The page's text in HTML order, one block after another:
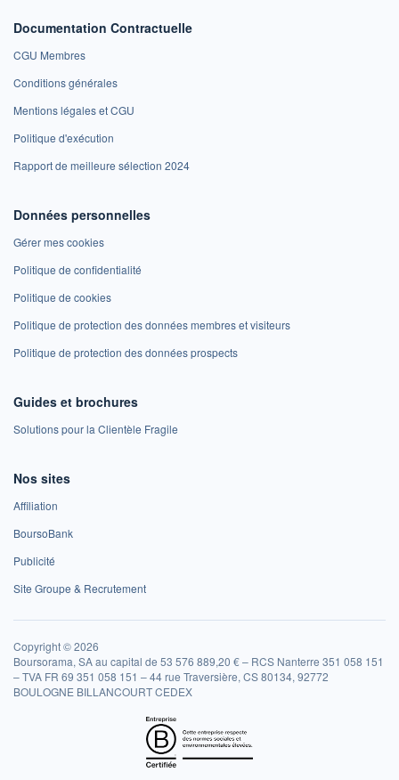
Documentation Contractuelle
CGU Membres
Conditions générales
Mentions légales et CGU
Politique d'exécution
Rapport de meilleure sélection 2024
Données personnelles
Gérer mes cookies
Politique de confidentialité
Politique de cookies
Politique de protection des données membres et visiteurs
Politique de protection des données prospects
Guides et brochures
Solutions pour la Clientèle Fragile
Nos sites
Affiliation
BoursoBank
Publicité
Site Groupe & Recrutement
Copyright © 2026
Boursorama, SA au capital de 53 576 889,20 € – RCS Nanterre 351 058 151
– TVA FR 69 351 058 151 – 44 rue Traversière, CS 80134, 92772
BOULOGNE BILLANCOURT CEDEX